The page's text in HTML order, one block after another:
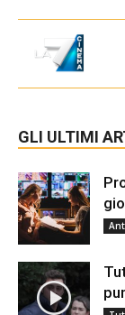
GLI ULTIMI